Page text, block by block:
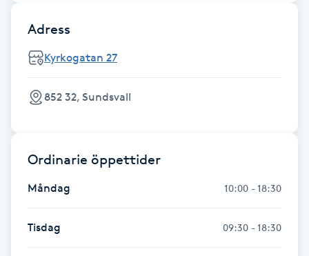
Funktionsanalys
Färgning
G
Gel naglar
Gelenaglar
Gellack
Adress
Kyrkogatan 27
852 32, Sundsvall
Ordinarie öppettider
Måndag 10:00 - 18:30
Tisdag 09:30 - 18:30